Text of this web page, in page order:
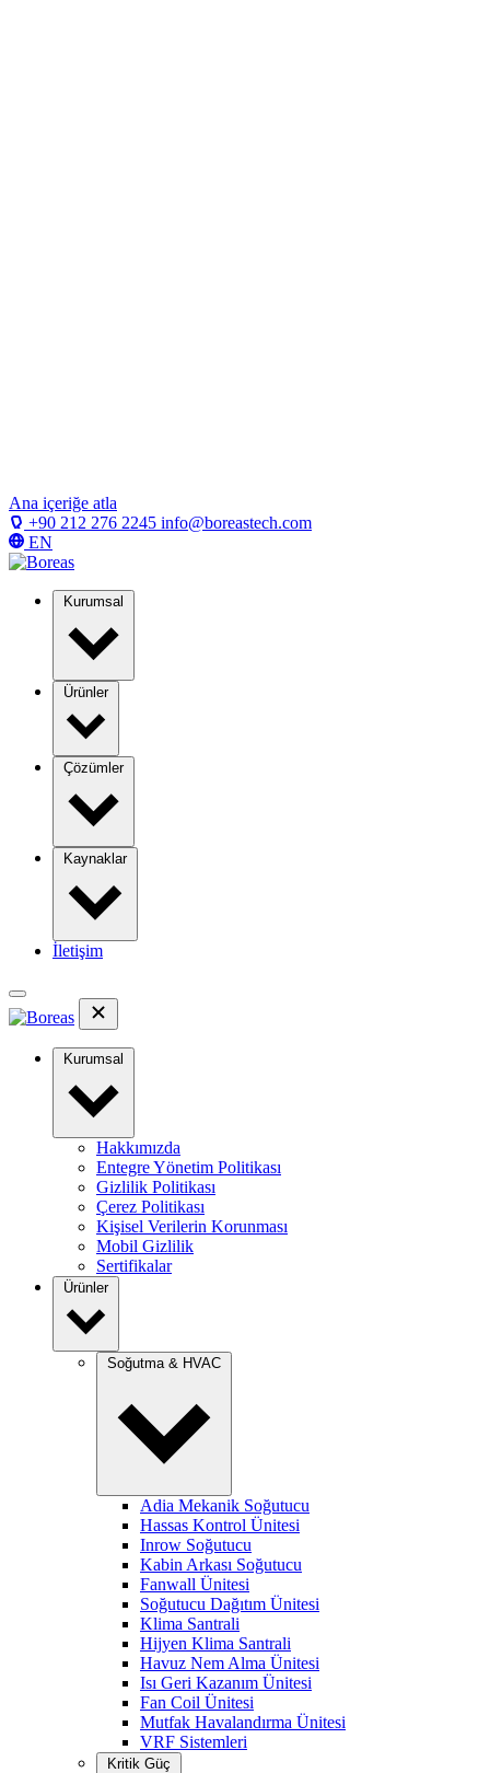
Ana içeriğe atla
+90 212 276 2245 info@boreastech.com
EN
Kurumsal
Ürünler
Çözümler
Kaynaklar
İletişim
Kurumsal
Hakkımızda
Entegre Yönetim Politikası
Gizlilik Politikası
Çerez Politikası
Kişisel Verilerin Korunması
Mobil Gizlilik
Sertifikalar
Ürünler
Soğutma & HVAC
Adia Mekanik Soğutucu
Hassas Kontrol Ünitesi
Inrow Soğutucu
Kabin Arkası Soğutucu
Fanwall Ünitesi
Soğutucu Dağıtım Ünitesi
Klima Santrali
Hijyen Klima Santrali
Havuz Nem Alma Ünitesi
Isı Geri Kazanım Ünitesi
Fan Coil Ünitesi
Mutfak Havalandırma Ünitesi
VRF Sistemleri
Kritik Güç